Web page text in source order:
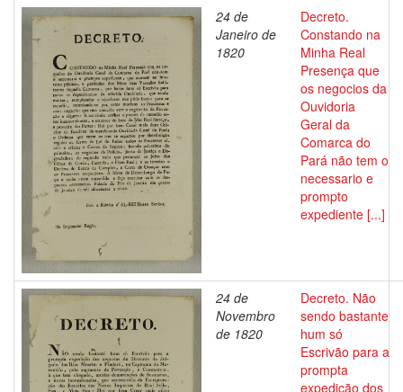
24 de
Janeiro de
1820
Decreto.
Constando na
Minha Real
Presença que
os negocios da
Ouvidoria
Geral da
Comarca do
Pará não tem o
necessario e
prompto
expediente [...]
24 de
Novembro
de 1820
Decreto. Não
sendo bastante
hum só
Escrivão para a
prompta
expedição dos